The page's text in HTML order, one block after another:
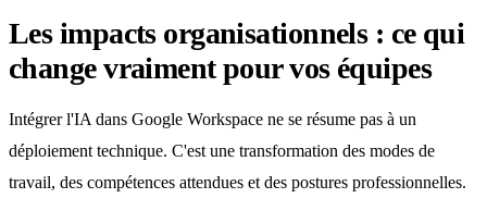
Les impacts organisationnels : ce qui
change vraiment pour vos équipes
Intégrer l'IA dans Google Workspace ne se résume pas à un
déploiement technique. C'est une transformation des modes de
travail, des compétences attendues et des postures professionnelles.